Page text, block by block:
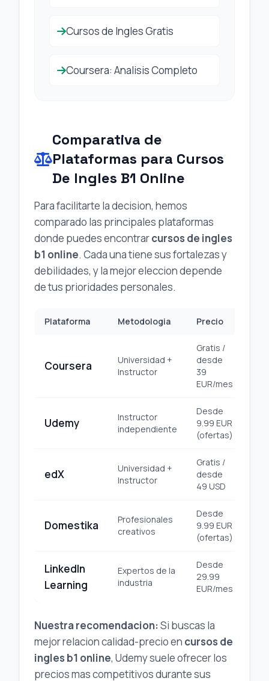
Cursos de Ingles Gratis
Coursera: Analisis Completo
Comparativa de
Plataformas para Cursos
De Ingles B1 Online
Para facilitarte la decision, hemos
comparado las principales plataformas
donde puedes encontrarcursos de ingles
b1 online. Cada una tiene sus fortalezas y
debilidades, y la mejor eleccion depende
de tus prioridades personales.
Plataforma Metodologia Precio
Coursera
Universidad +
Instructor
Gratis /
desde
39
EUR/mes
Udemy
Instructor
independiente
Desde
9.99 EUR
(ofertas)
edX
Universidad +
Instructor
Gratis /
desde
49 USD
Domestika
Profesionales
creativos
Desde
9.99 EUR
(ofertas)
LinkedIn
Learning
Expertos de la
industria
Desde
29.99
EUR/mes
Nuestra recomendacion:Si buscas la
mejor relacion calidad-precio en cursos de
ingles b1 online, Udemy suele ofrecer los
precios mas competitivos durante sus